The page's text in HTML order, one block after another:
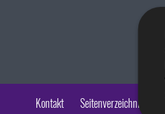
Kontakt Seitenverzeichnis